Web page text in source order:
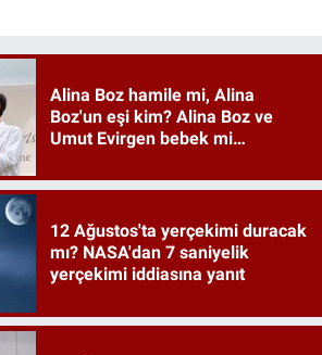
Alina Boz hamile mi, Alina
Boz'un eşi kim? Alina Boz ve
Umut Evirgen bebek mi
12 Ağustos'ta yerçekimi duracak
mı? NASA'dan 7 saniyelik
yerçekimi iddiasına yanıt